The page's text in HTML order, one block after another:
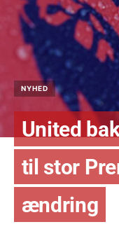
NYHED
United
til stor
ændring